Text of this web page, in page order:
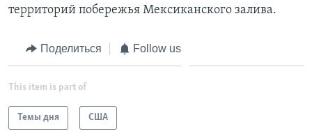
территорий побережья Мексиканского залива.
Поделиться Follow us
This item is part of
Темы дня США